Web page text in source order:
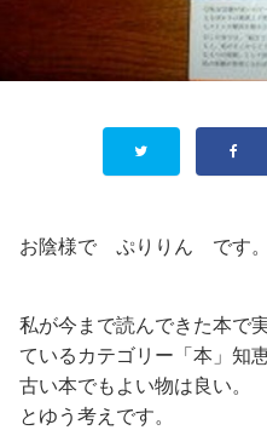
お陰様で ぷりりん です。
私が今まで読んできた本で
ているカテゴリー「本」知
古い本でもよい物は良い。
とゆう考えです。